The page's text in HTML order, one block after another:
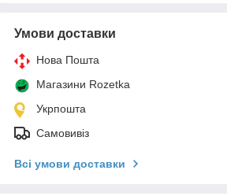
Умови доставки
Нова Пошта
Магазини Rozetka
Укрпошта
Самовивіз
Всі умови доставки